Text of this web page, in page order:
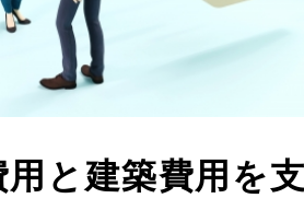
用と建築費用を